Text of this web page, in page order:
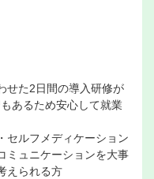
せた2日間の導入研修が
あるため安心して就業
セルフメディケーション
ミュニケーションを大事
えられる方